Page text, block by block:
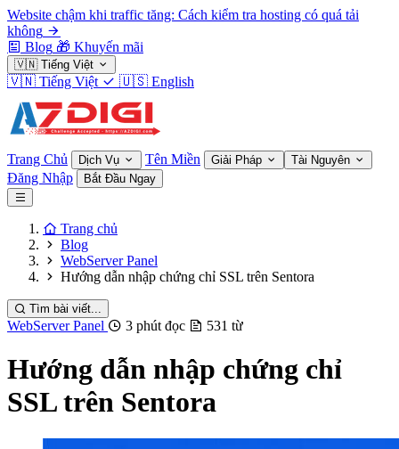
Website chậm khi traffic tăng: Cách kiểm tra hosting có quá tải
không
Blog 🎁 Khuyến mãi
🇻🇳 Tiếng Việt
🇻🇳 Tiếng Việt 🇺🇸 English
Trang Chủ Dịch Vụ Tên Miền Giải Pháp Tài Nguyên
Đăng Nhập Bắt Đầu Ngay
Trang chủ
Blog
WebServer Panel
Hướng dẫn nhập chứng chỉ SSL trên Sentora
Tìm bài viết...
WebServer Panel 3 phút đọc 531 từ
Hướng dẫn nhập chứng chỉ
SSL trên Sentora